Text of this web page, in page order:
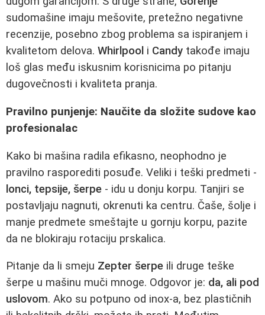
sudomašine imaju mešovite, pretežno negativne
recenzije, posebno zbog problema sa ispiranjem i
kvalitetom delova. Whirlpool i Candy takođe imaju
loš glas među iskusnim korisnicima po pitanju
dugovečnosti i kvaliteta pranja.
Pravilno punjenje: Naučite da složite sudove kao
profesionalac
Kako bi mašina radila efikasno, neophodno je
pravilno rasporediti posuđe. Veliki i teški predmeti -
lonci, tepsije, šerpe - idu u donju korpu. Tanjiri se
postavljaju nagnuti, okrenuti ka centru. Čaše, šolje i
manje predmete smeštajte u gornju korpu, pazite
da ne blokiraju rotaciju prskalica.
Pitanje da li smeju Zepter šerpe ili druge teške
šerpe u mašinu muči mnoge. Odgovor je: da, ali pod
uslovom. Ako su potpuno od inox-a, bez plastičnih